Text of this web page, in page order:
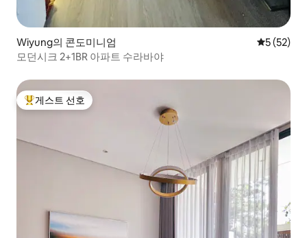
Wiyung의 콘도미니엄 평점 5점
5 (52)
모던시크 2+1BR 아파트 수라바야
상위 게스트 선호
게스트 선호